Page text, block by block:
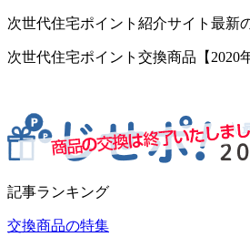
次世代住宅ポイント紹介サイト最新
次世代住宅ポイント交換商品【2020
記事ランキング
交換商品の特集